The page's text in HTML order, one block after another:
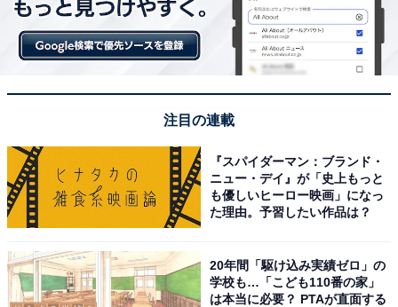
注目の連載
『スパイダーマン：ブランド・
ニュー・デイ』が「史上もっと
も優しいヒーロー映画」になっ
た理由。予習したい作品は？
20年間「駆け込み実績ゼロ」の
学校も…「こども110番の家」
は本当に必要？ PTAが直面する